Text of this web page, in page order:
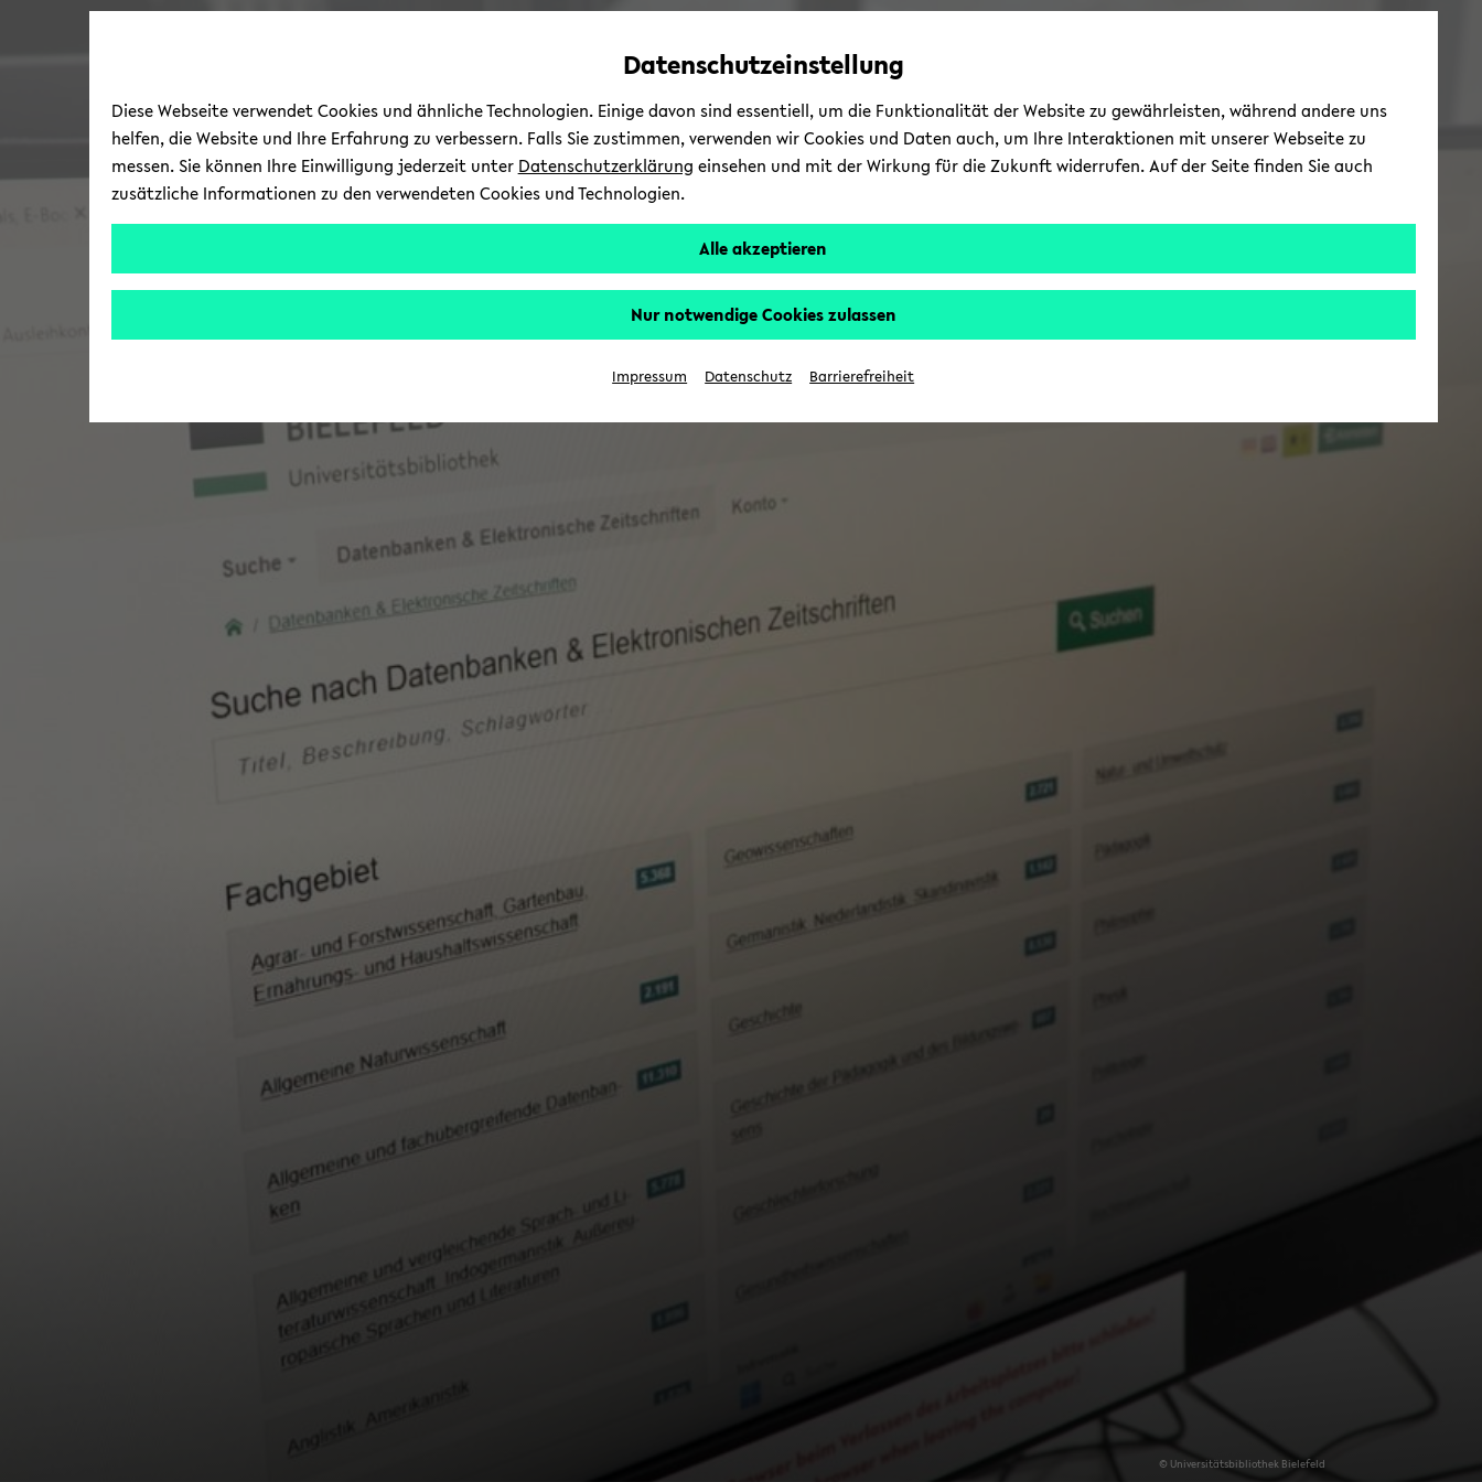
Automatische
vermeiden
zum
wechseln
zum
wechseln
zum
wechseln
© Uni­ver­si­täts­bi­blio­thek Bie­le­feld
Datenschutzeinstellung
Diese Webseite verwendet Cookies und ähnliche Technologien. Einige davon sind essentiell, um die Funktionalität der Website zu gewährleisten, während andere uns
helfen, die Website und Ihre Erfahrung zu verbessern. Falls Sie zustimmen, verwenden wir Cookies und Daten auch, um Ihre Interaktionen mit unserer Webseite zu
messen. Sie können Ihre Einwilligung jederzeit unter Datenschutzerklärung einsehen und mit der Wirkung für die Zukunft widerrufen. Auf der Seite finden Sie auch
zusätzliche Informationen zu den verwendeten Cookies und Technologien.
Alle akzeptieren
Nur notwendige Cookies zulassen
Impressum Datenschutz Barrierefreiheit